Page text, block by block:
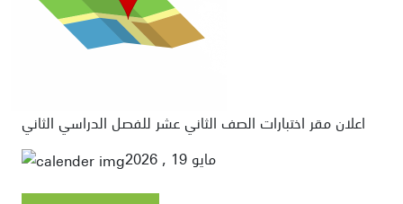
اعلان مقر اختبارات الصف الثاني عشر للفصل الدراسي الثاني
مايو 19 , 2026